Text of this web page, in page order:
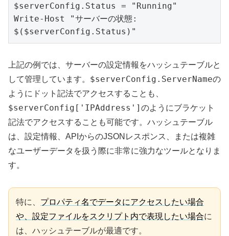
$serverConfig.Status = "Running"
Write-Host "サーバーの状態:
上記の例では、サーバーの設定情報をハッシュテーブルと
して管理しています。 $serverConfig.ServerNameの
ようにドット記法でアクセスすることも、
$serverConfig['IPAddress'] のようにブラケット
記法でアクセスすることも可能です。ハッシュテーブル
は、設定情報、APIからのJSONレスポンス、または複雑
なユーザーデータを扱う際に非常に強力なツールとなりま
す。
特に、 プロパティ名でデータにアクセスしたい場合
や、設定ファイルをスクリプト内で表現したい場合に
は、ハッシュテーブルが最適です。